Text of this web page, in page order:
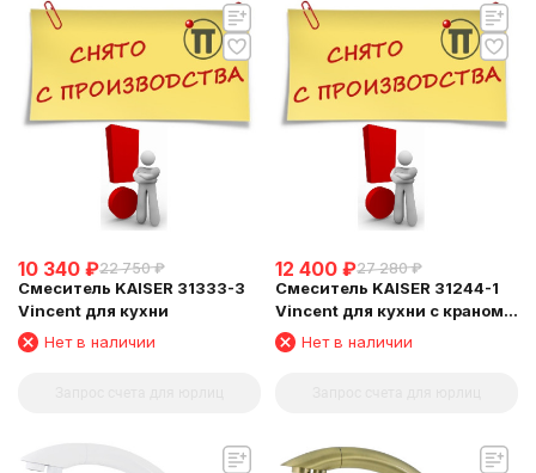
10 340 ₽22 750 ₽
Смеситель KAISER 31333-3
Vincent для кухни
Нет в наличии
12 400 ₽27 280 ₽
Смеситель KAISER 31244-1
Vincent для кухни с краном
для питьевой воды
Нет в наличии